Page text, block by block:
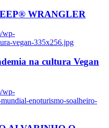
WRANGLER
wp-
vegan-335x256.jpg
na cultura Vegan
wp-
enoturismo-soalheiro-